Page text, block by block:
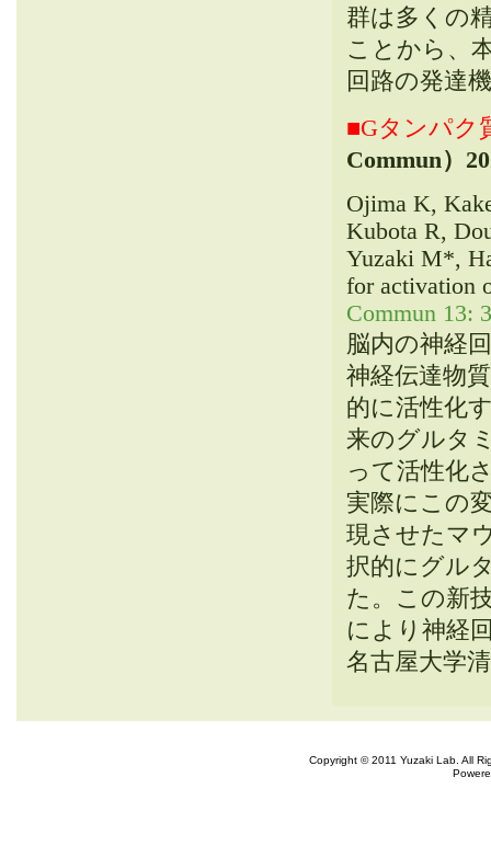
群は多くの
ことから、
回路の発達
■Gタンパク
Commun）
Ojima K,
Kubota R,
Yuzaki M*,
for activation
Commun 13:
脳内の神経
神経伝達物
的に活性化
来のグルタ
って活性化
実際にこの
現させたマ
択的にグル
た。この新
により神経
名古屋大学
Copyright © 2011 Yuzaki Lab. All